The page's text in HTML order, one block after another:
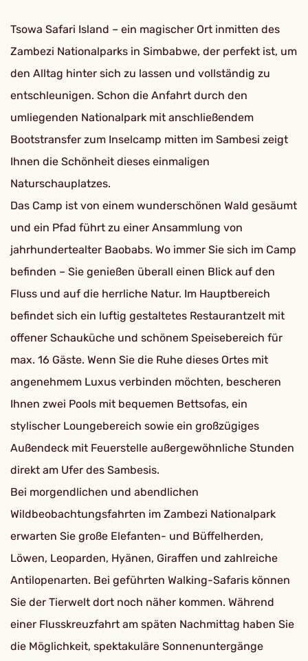
Tsowa Safari Island – ein magischer Ort inmitten des
Zambezi Nationalparks in Simbabwe, der perfekt ist, um
den Alltag hinter sich zu lassen und vollständig zu
entschleunigen. Schon die Anfahrt durch den
umliegenden Nationalpark mit anschließendem
Bootstransfer zum Inselcamp mitten im Sambesi zeigt
Ihnen die Schönheit dieses einmaligen
Naturschauplatzes.
Das Camp ist von einem wunderschönen Wald gesäumt
und ein Pfad führt zu einer Ansammlung von
jahrhundertealter Baobabs. Wo immer Sie sich im Camp
befinden – Sie genießen überall einen Blick auf den
Fluss und auf die herrliche Natur. Im Hauptbereich
befindet sich ein luftig gestaltetes Restaurantzelt mit
offener Schauküche und schönem Speisebereich für
max. 16 Gäste. Wenn Sie die Ruhe dieses Ortes mit
angenehmem Luxus verbinden möchten, bescheren
Ihnen zwei Pools mit bequemen Bettsofas, ein
stylischer Loungebereich sowie ein großzügiges
Außendeck mit Feuerstelle außergewöhnliche Stunden
direkt am Ufer des Sambesis.
Bei morgendlichen und abendlichen
Wildbeobachtungsfahrten im Zambezi Nationalpark
erwarten Sie große Elefanten- und Büffelherden,
Löwen, Leoparden, Hyänen, Giraffen und zahlreiche
Antilopenarten. Bei geführten Walking-Safaris können
Sie der Tierwelt dort noch näher kommen. Während
einer Flusskreuzfahrt am späten Nachmittag haben Sie
die Möglichkeit, spektakuläre Sonnenuntergänge